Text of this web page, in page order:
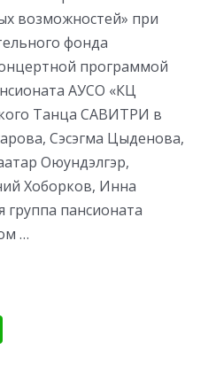
возможностей» при
фонда
программой
АУСО «КЦ
Танца САВИТРИ в
Сэсэгма Цыденова,
Оюундэлгэр,
Хоборков, Инна
пансионата
…